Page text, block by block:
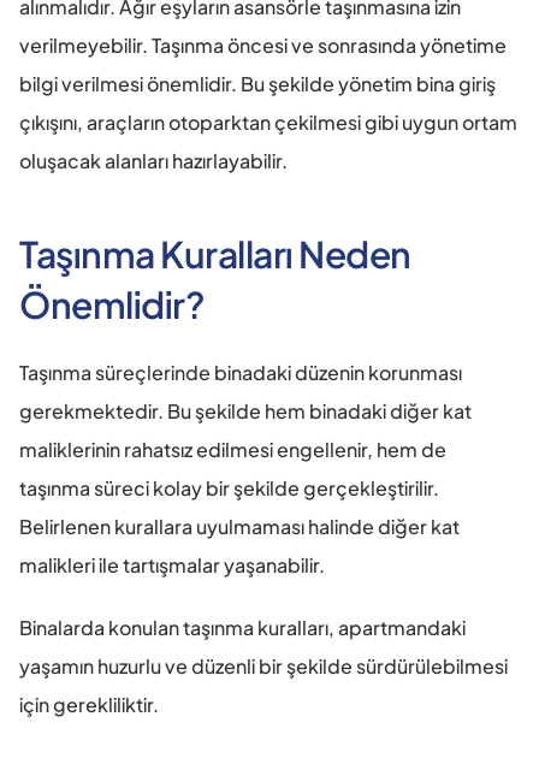
alınmalıdır. Ağır eşyların asansörle taşınmasına izin
verilmeyebilir. Taşınma öncesi ve sonrasında yönetime
bilgi verilmesi önemlidir. Bu şekilde yönetim bina giriş
çıkışını, araçların otoparktan çekilmesi gibi uygun ortam
oluşacak alanları hazırlayabilir.
Taşınma Kuralları Neden
Önemlidir?
Taşınma süreçlerinde binadaki düzenin korunması
gerekmektedir. Bu şekilde hem binadaki diğer kat
maliklerinin rahatsız edilmesi engellenir, hem de
taşınma süreci kolay bir şekilde gerçekleştirilir.
Belirlenen kurallara uyulmaması halinde diğer kat
malikleri ile tartışmalar yaşanabilir.
Binalarda konulan taşınma kuralları, apartmandaki
yaşamın huzurlu ve düzenli bir şekilde sürdürülebilmesi
için gerekliliktir.